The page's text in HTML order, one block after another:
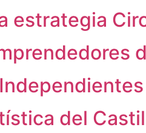
estrategia
del